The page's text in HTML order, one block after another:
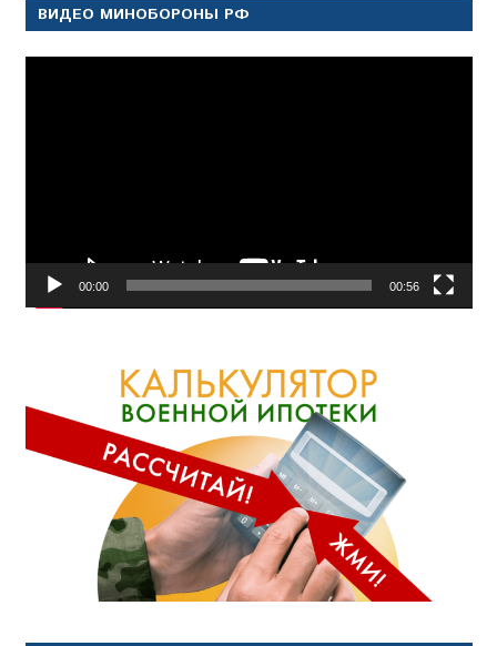
ВИДЕО МИНОБОРОНЫ РФ
00:00 00:56